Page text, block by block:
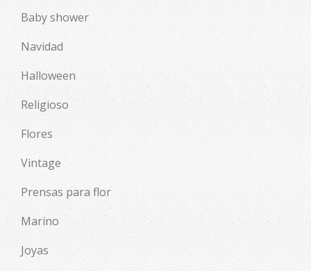
Baby shower
Navidad
Halloween
Religioso
Flores
Vintage
Prensas para flor
Marino
Joyas